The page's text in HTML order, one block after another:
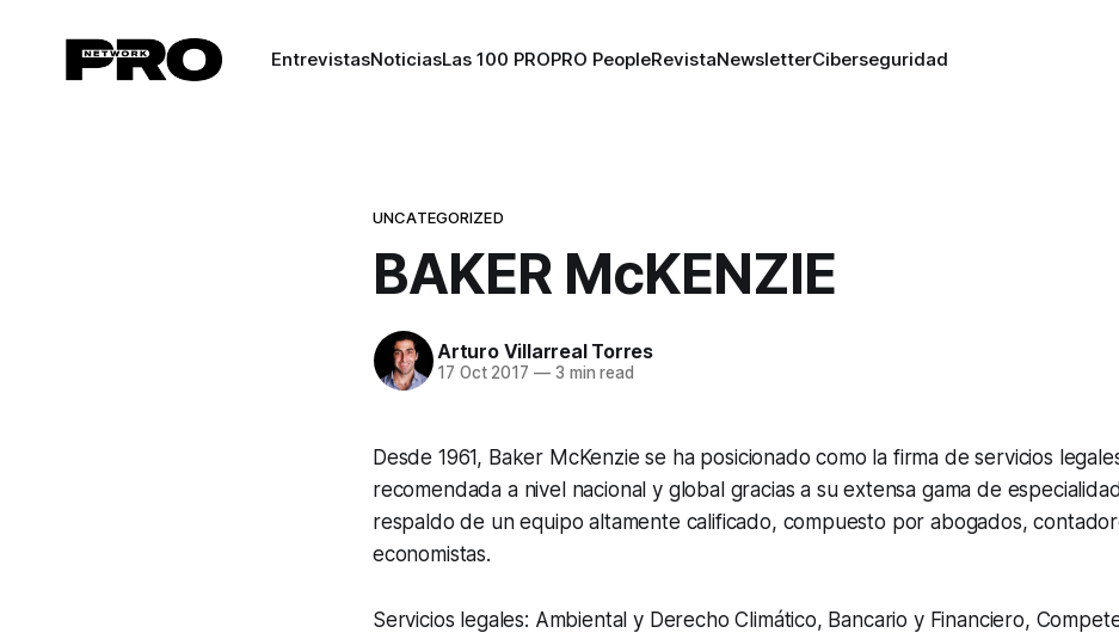
EntrevistasNoticiasLas 100 PROPRO PeopleRevistaNewsletterCiberseguridad
UNCATEGORIZED
BAKER McKENZIE
Arturo Villarreal Torres
17 Oct 2017 —3 min read
Desde 1961, Baker McKenzie se ha posicionado como la firma de servicios
recomendada a nivel nacional y global gracias a su extensa gama de
respaldo de un equipo altamente calificado, compuesto por abogados,
economistas.
Servicios legales: Ambiental y Derecho Climático, Bancario y Financiero,